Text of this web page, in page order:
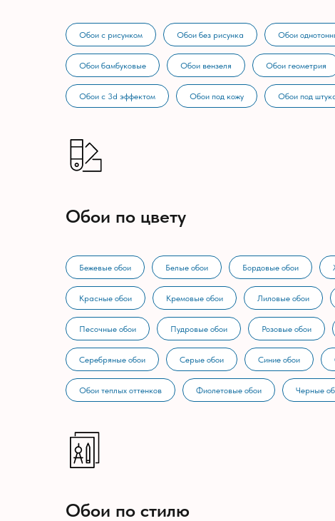
Обои с рисунком Обои без рисунка Обои
Обои бамбуковые Обои вензеля Обои геометрия
Обои с 3d эффектом Обои под кожу Обои под
Обои по цвету
Бежевые обои Белые обои Бордовые обои
Красные обои Кремовые обои Лиловые обои
Песочные обои Пудровые обои Розовые обои
Серебряные обои Серые обои Синие обои
Обои теплых оттенков Фиолетовые обои Черные
Обои по стилю